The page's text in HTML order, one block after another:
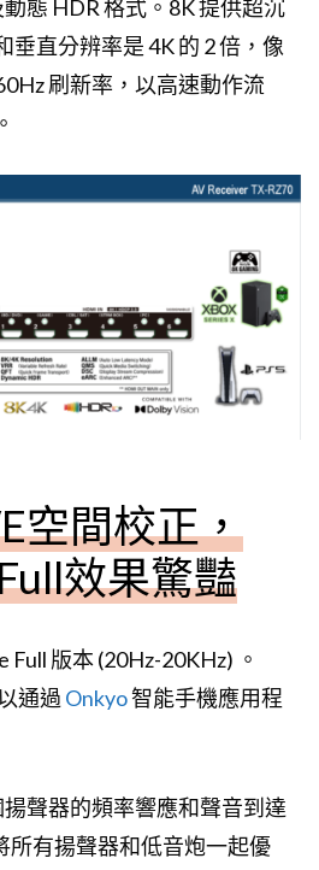
態 HDR 格式。8K 提供超沉
垂直分辨率是 4K 的 2 倍，像
刷新率，以高速動作流
空間校正，
效果驚豔
Full 版本 (20Hz-20KHz) 。
通過 Onkyo智能手機應用程
聲器的頻率響應和聲音到達
所有揚聲器和低音炮一起優